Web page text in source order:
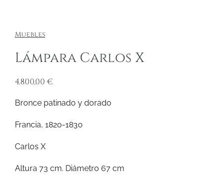
Muebles
Lámpara Carlos X
4.800,00 €
Bronce patinado y dorado
Francia, 1820-1830
Carlos X
Altura 73 cm. Diámetro 67 cm